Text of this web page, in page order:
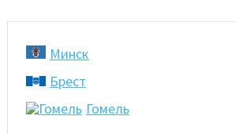
Минск
Брест
Гомель